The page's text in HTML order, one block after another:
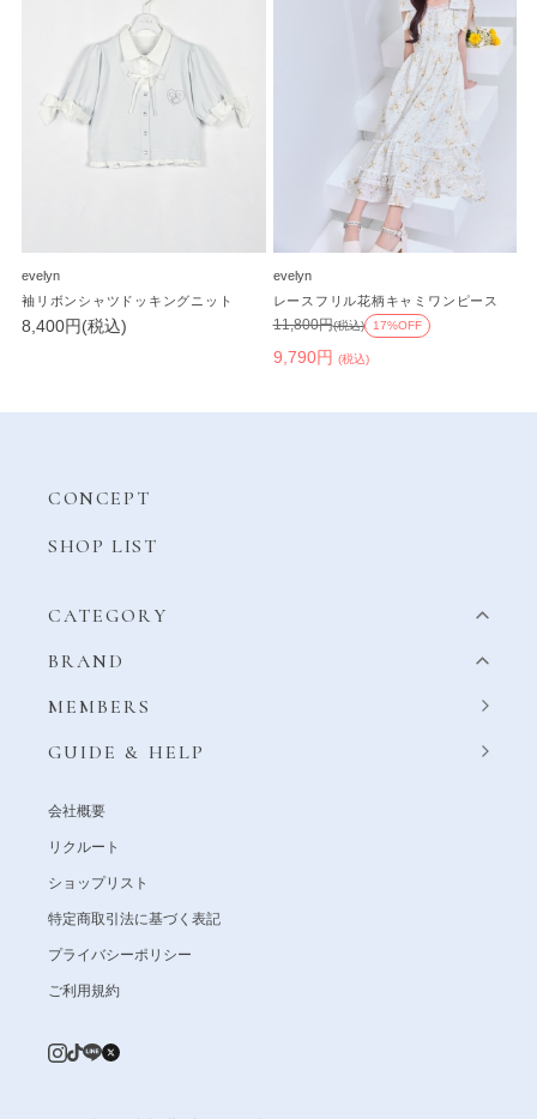
evelyn
袖リボンシャツドッキングニット
8,400円(税込)
evelyn
レースフリル花柄キャミワンピース
9,790円 (税込)
11,800円(税込) 17%OFF
CONCEPT
SHOP LIST
CATEGORY
BRAND
MEMBERS
GUIDE & HELP
会社概要
リクルート
ショップリスト
特定商取引法に基づく表記
プライバシーポリシー
ご利用規約